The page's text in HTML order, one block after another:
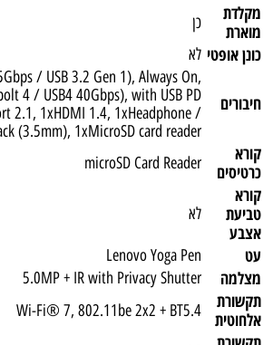
מקלדת
מוארת
כן
כונן אופטי לא
חיבורים
/ USB 3.2 Gen 1), Always On,
4 / USB4 40Gbps), with USB PD
2.1, 1xHDMI 1.4, 1xHeadphone /
(3.5mm), 1xMicroSD card reader
קורא
כרטיסים
microSD Card Reader
קורא
טביעת
אצבע
לא
עט Lenovo Yoga Pen
מצלמה 5.0MP + IR with Privacy Shutter
תקשורת
אלחוטית
Wi-Fi® 7, 802.11be 2x2 + BT5.4